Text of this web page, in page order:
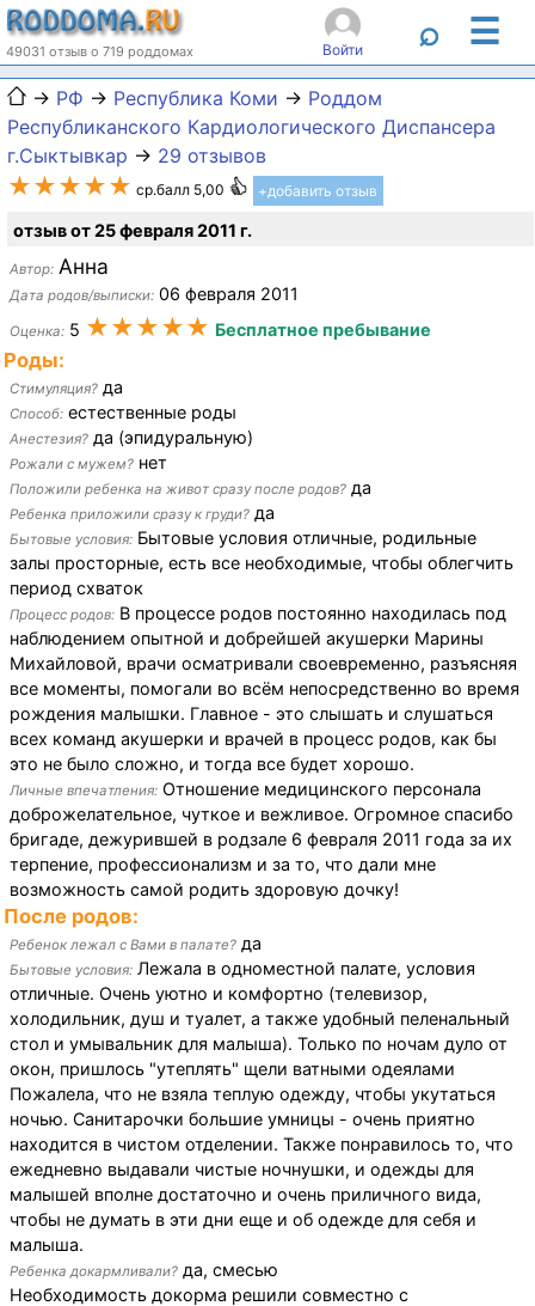
49031 отзыв о 719 роддомах Войти ⌕ ☰
→ РФ → Республика Коми → Роддом
Республиканского Кардиологического Диспансера
г.Сыктывкар → 29 отзывов
★★★★★ ср.балл 5,00 +добавить отзыв
отзыв от 25 февраля 2011 г.
Автор: Анна
Дата родов/выписки: 06 февраля 2011
Оценка: 5 ★★★★★ Бесплатное пребывание
Роды:
Стимуляция? да
Способ: естественные роды
Анестезия? да (эпидуральную)
Рожали с мужем? нет
Положили ребенка на живот сразу после родов? да
Ребенка приложили сразу к груди? да
Бытовые условия: Бытовые условия отличные, родильные
залы просторные, есть все необходимые, чтобы облегчить
период схваток
Процесс родов: В процессе родов постоянно находилась под
наблюдением опытной и добрейшей акушерки Марины
Михайловой, врачи осматривали своевременно, разъясняя
все моменты, помогали во всём непосредственно во время
рождения малышки. Главное - это слышать и слушаться
всех команд акушерки и врачей в процесс родов, как бы
это не было сложно, и тогда все будет хорошо.
Личные впечатления: Отношение медицинского персонала
доброжелательное, чуткое и вежливое. Огромное спасибо
бригаде, дежурившей в родзале 6 февраля 2011 года за их
терпение, профессионализм и за то, что дали мне
возможность самой родить здоровую дочку!
После родов:
Ребенок лежал с Вами в палате? да
Бытовые условия: Лежала в одноместной палате, условия
отличные. Очень уютно и комфортно (телевизор,
холодильник, душ и туалет, а также удобный пеленальный
стол и умывальник для малыша). Только по ночам дуло от
окон, пришлось "утеплять" щели ватными одеялами
Пожалела, что не взяла теплую одежду, чтобы укутаться
ночью. Санитарочки большие умницы - очень приятно
находится в чистом отделении. Также понравилось то, что
ежедневно выдавали чистые ночнушки, и одежды для
малышей вполне достаточно и очень приличного вида,
чтобы не думать в эти дни еще и об одежде для себя и
малыша.
Ребенка докармливали? да, смесью
Необходимость докорма решили совместно с